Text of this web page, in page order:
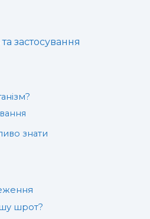
застосування
знати
шрот?